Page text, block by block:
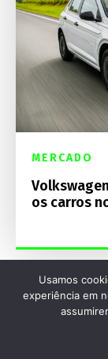
MERCADO
os carros
Destaques
Usamos
experiência em